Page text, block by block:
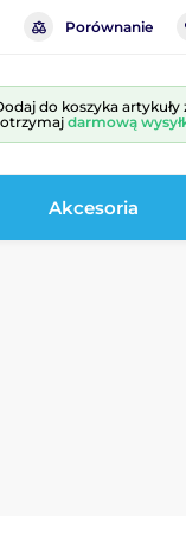
Porównanie
do koszyka artykuły
darmową
Akcesoria